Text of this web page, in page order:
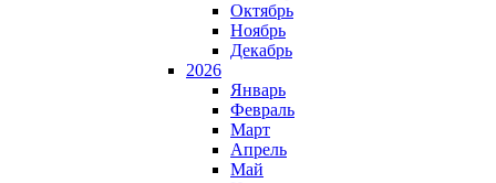
Октябрь
Ноябрь
Декабрь
2026
Январь
Февраль
Март
Апрель
Май